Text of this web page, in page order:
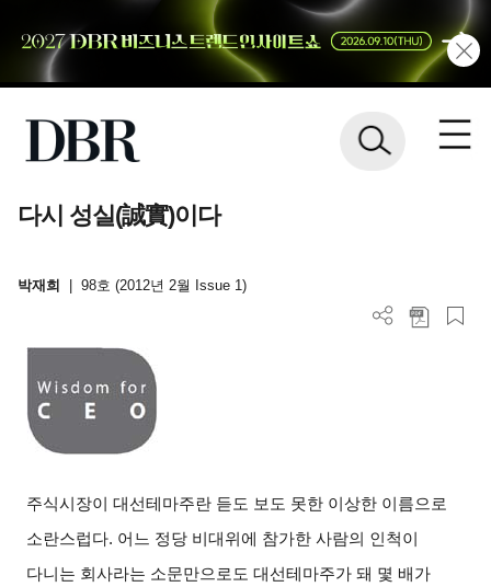
다시 성실(誠實)이다
박재희 98호 (2012년 2월 Issue 1)
주식시장이 대선테마주란 듣도 보도 못한 이상한 이름으로
소란스럽다. 어느 정당 비대위에 참가한 사람의 인척이
다니는 회사라는 소문만으로도 대선테마주가 돼 몇 배가